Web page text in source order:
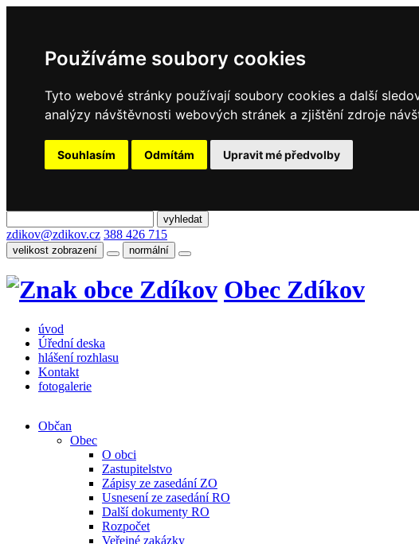
Používáme soubory cookies
Tyto webové stránky používají soubory cookies a další
analýzy návštěvnosti webových stránek a zjištění zdroje
Souhlasím Odmítám Upravit mé předvolby
zdikov@zdikov.cz 388 426 715
velikost zobrazení normální
Obec Zdíkov
úvod
Úřední deska
hlášení rozhlasu
Kontakt
fotogalerie
Občan
Obec
O obci
Zastupitelstvo
Zápisy ze zasedání ZO
Usnesení ze zasedání RO
Další dokumenty RO
Rozpočet
Veřejné zakázky